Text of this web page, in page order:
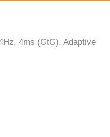
4ms (GtG), Adaptive